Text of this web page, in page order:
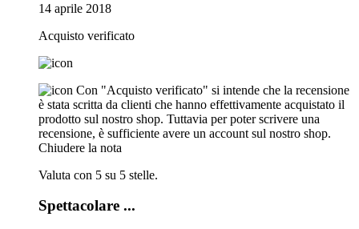
14 aprile 2018
Acquisto verificato
Con "Acquisto verificato" si intende che la recensione
è stata scritta da clienti che hanno effettivamente acquistato il
prodotto sul nostro shop. Tuttavia per poter scrivere una
recensione, è sufficiente avere un account sul nostro shop.
Chiudere la nota
Valuta con 5 su 5 stelle.
Spettacolare ...